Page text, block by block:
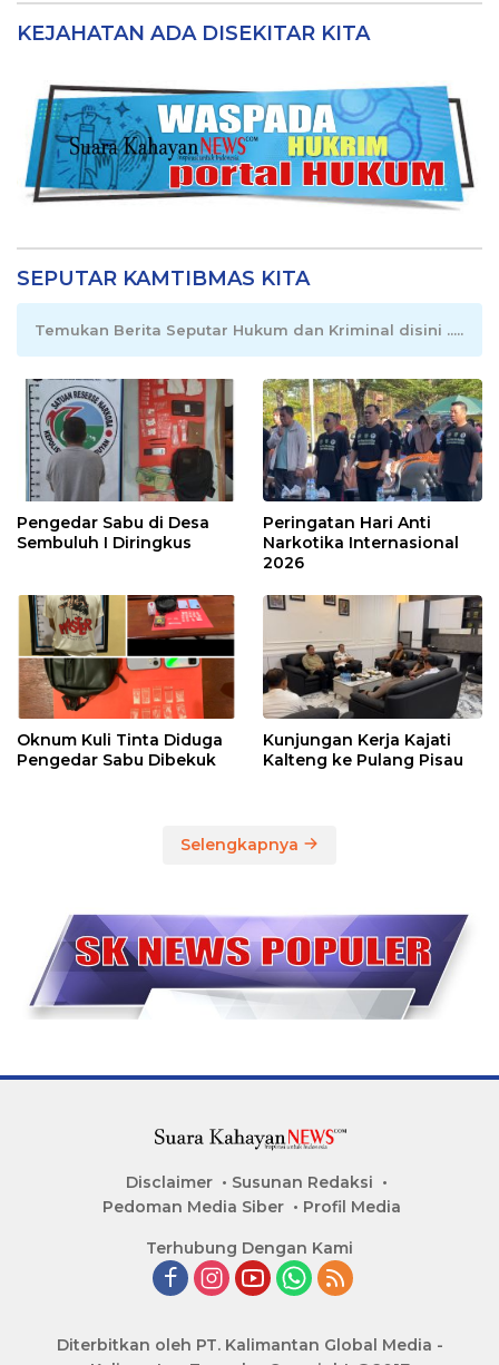
KEJAHATAN ADA DISEKITAR KITA
SEPUTAR KAMTIBMAS KITA
Temukan Berita Seputar Hukum dan Kriminal disini .....
Pengedar Sabu di Desa
Sembuluh I Diringkus
Peringatan Hari Anti
Narkotika Internasional
2026
Oknum Kuli Tinta Diduga
Pengedar Sabu Dibekuk
Kunjungan Kerja Kajati
Kalteng ke Pulang Pisau
Selengkapnya
Disclaimer
Susunan Redaksi
Pedoman Media Siber
Profil Media
Terhubung Dengan Kami
Diterbitkan oleh PT. Kalimantan Global Media -